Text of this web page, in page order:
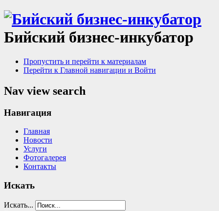
Бийский бизнес-инкубатор
Пропустить и перейти к материалам
Перейти к Главной навигации и Войти
Nav view search
Навигация
Главная
Новости
Услуги
Фотогалерея
Контакты
Искать
Искать...